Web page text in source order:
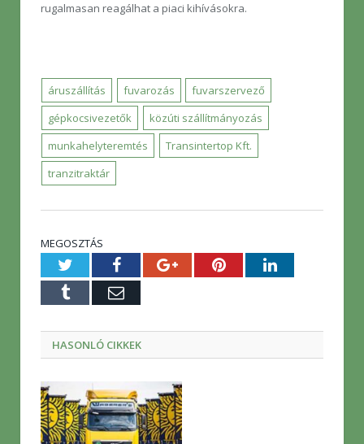
rugalmasan reagálhat a piaci kihívásokra.
áruszállítás fuvarozás
fuvarszervező
gépkocsivezetők
közúti szállítmányozás
munkahelyteremtés
Transintertop Kft.
tranzitraktár
MEGOSZTÁS
TwitterFacebookGoogle+PinterestLinkedIn
Tumblr E-
HASONLÓ CIKKEK